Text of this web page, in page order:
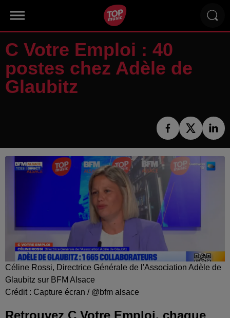
C Votre Emploi : 40
postes chez Adèle de
Glaubitz
Céline Rossi, Directrice Générale de l'Association Adèle de
Glaubitz sur BFM Alsace
Crédit : Capture écran / @bfm alsace